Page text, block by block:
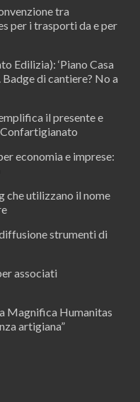
tra
per i trasporti da e per
Edilizia): ‘Piano Casa
di cantiere? No a
il presente e
economia e imprese:
che utilizzano il nome
strumenti di
associati
Magnifica Humanitas
artigiana”